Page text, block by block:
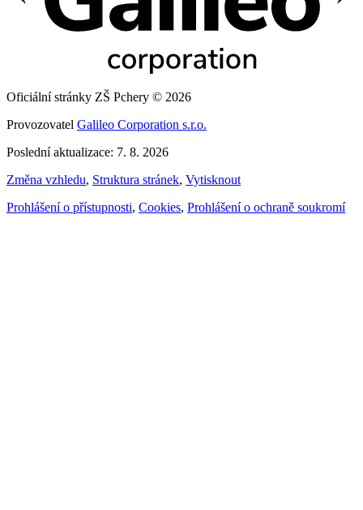
Oficiální stránky ZŠ Pchery © 2026
Provozovatel Galileo Corporation s.r.o.
Poslední aktualizace: 7. 8. 2026
Změna vzhledu, Struktura stránek, Vytisknout
Prohlášení o přístupnosti, Cookies, Prohlášení o ochraně soukromí